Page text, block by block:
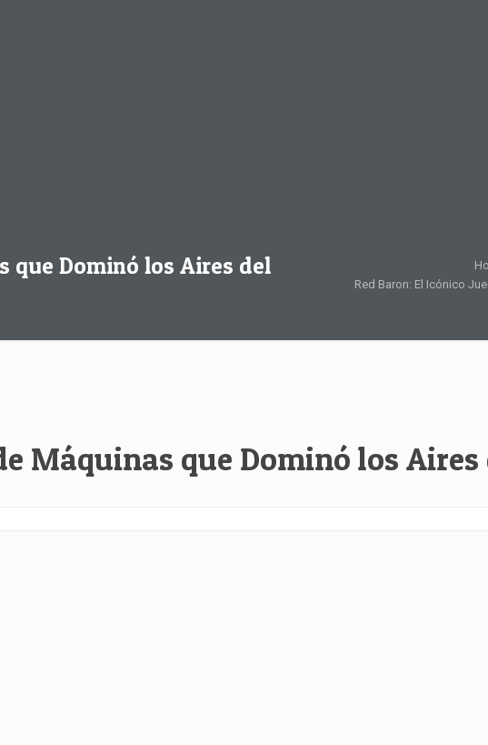
que Dominó los Aires del
Red Baron: El Icónico
Máquinas que Dominó los Aires